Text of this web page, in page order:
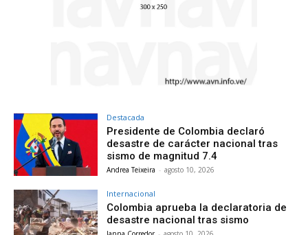
Destacada
Presidente de Colombia declaró
desastre de carácter nacional tras
sismo de magnitud 7.4
Andrea Teixeira - agosto 10, 2026
Internacional
Colombia aprueba la declaratoria de
desastre nacional tras sismo